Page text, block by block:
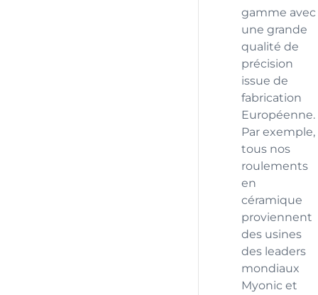
gamme avec
une grande
qualité de
précision
issue de
fabrication
Européenne.
Par exemple,
tous nos
roulements
en
céramique
proviennent
des usines
des leaders
mondiaux
Myonic et